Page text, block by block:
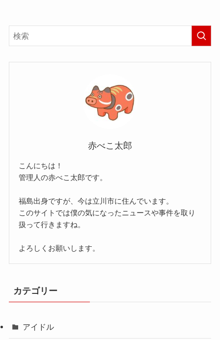
赤べこ太郎
こんにちは！
管理人の赤べこ太郎です。
福島出身ですが、今は立川市に住んでいます。
このサイトでは僕の気になったニュースや事件を取り
扱って行きますね。
よろしくお願いします。
カテゴリー
アイドル